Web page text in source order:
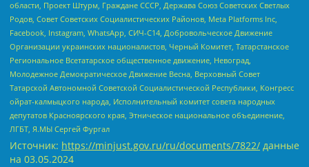
области, Проект Штурм, Граждане СССР, Держава Союз Советских Светлых
Родов, Совет Советских Социалистических Районов, Meta Platforms Inc,
Facebook, Instagram, WhatsApp, СИЧ-С14, Добровольческое Движение
Организации украинских националистов, Черный Комитет, Татарстанское
Региональное Всетатарское общественное движение, Невоград,
Молодежное Демократическое Движение Весна, Верховный Совет
Татарской Автономной Советской Социалистической Республики, Конгресс
ойрат-калмыцкого народа, Исполнительный комитет совета народных
депутатов Красноярского края, Этническое национальное объединение,
ЛГБТ, Я.МЫ Сергей Фургал
Источник: https://minjust.gov.ru/ru/documents/7822/ данные
на 03.05.2024